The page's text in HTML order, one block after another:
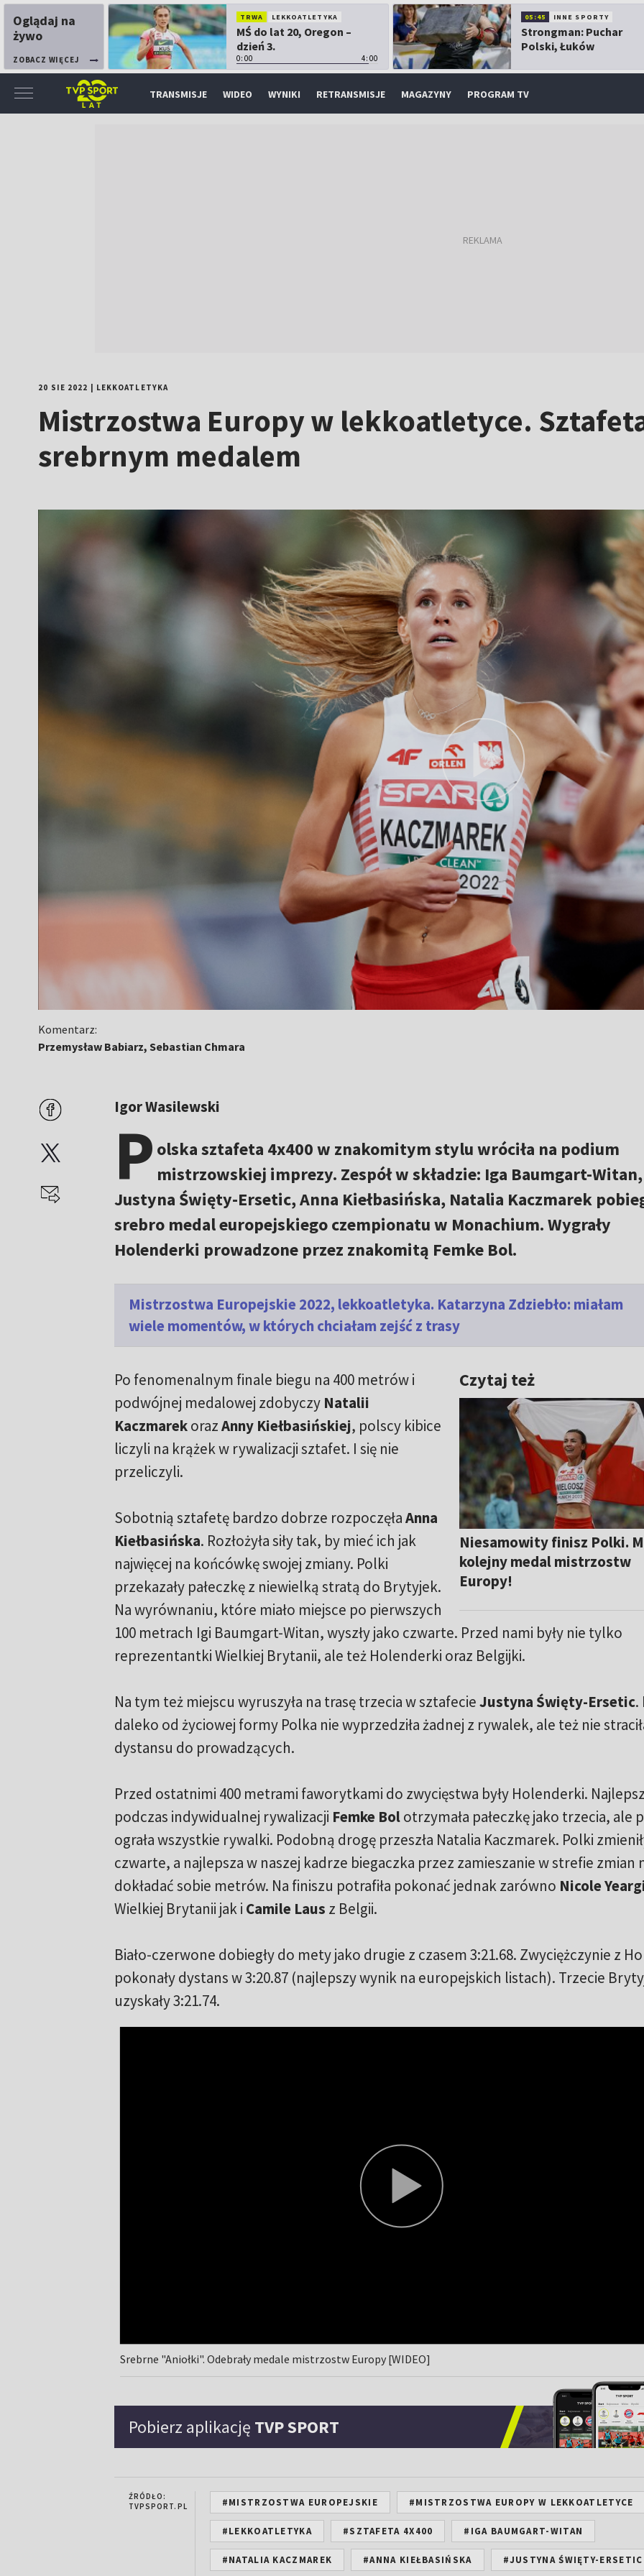
Oglądaj na
żywo
ZOBACZ WIĘCEJ
TRWA LEKKOATLETYKA
MŚ do lat 20, Oregon –
dzień 3.
0:00 4:00
05:45 INNE SPORTY
Strongman: Puchar
Polski, Łuków
TRANSMISJE WIDEO WYNIKI RETRANSMISJE MAGAZYNY PROGRAM TV
20 SIE 2022 LEKKOATLETYKA
Mistrzostwa Europy w lekkoatletyce.
srebrnym medalem
Komentarz:
Przemysław Babiarz, Sebastian Chmara
Igor Wasilewski
P olska sztafeta 4x400 w znakomitym stylu wróciła na podium
mistrzowskiej imprezy. Zespół w składzie: Iga Baumgart-Witan,
Justyna Święty-Ersetic, Anna Kiełbasińska, Natalia Kaczmarek
srebro medal europejskiego czempionatu w Monachium. Wygrały
Holenderki prowadzone przez znakomitą Femke Bol.
Mistrzostwa Europejskie 2022, lekkoatletyka. Katarzyna Zdziebło: miałam
wiele momentów, w których chciałam zejść z trasy
Czytaj też
Niesamowity finisz Polki.
kolejny medal mistrzostw
Europy!
Po fenomenalnym finale biegu na 400 metrów i
podwójnej medalowej zdobyczy Natalii
KaczmarekorazAnny Kiełbasińskiej, polscy kibice
liczyli na krążek w rywalizacji sztafet. I się nie
przeliczyli.
Sobotnią sztafetę bardzo dobrze rozpoczęłaAnna
Kiełbasińska. Rozłożyła siły tak, by mieć ich jak
najwięcej na końcówkę swojej zmiany. Polki
przekazały pałeczkę z niewielką stratą do Brytyjek.
Na wyrównaniu, które miało miejsce po pierwszych
100 metrach Igi Baumgart-Witan, wyszły jako czwarte. Przed nami były nie tylko
reprezentantki Wielkiej Brytanii, ale też Holenderki oraz Belgijki.
Na tym też miejscu wyruszyła na trasę trzecia w sztafecieJustyna Święty-Ersetic.
daleko od życiowej formy Polka nie wyprzedziła żadnej z rywalek, ale też nie
dystansu do prowadzących.
Przed ostatnimi 400 metrami faworytkami do zwycięstwa były Holenderki.
podczas indywidualnej rywalizacji Femke Bolotrzymała pałeczkę jako trzecia, ale
ograła wszystkie rywalki. Podobną drogę przeszła Natalia Kaczmarek. Polki
czwarte, a najlepsza w naszej kadrze biegaczka przez zamieszanie w strefie zmian
dokładać sobie metrów. Na finiszu potrafiła pokonać jednak zarówno Nicole
Wielkiej Brytanii jak i Camile Laus z Belgii.
Biało-czerwone dobiegły do mety jako drugie z czasem 3:21.68. Zwyciężczynie z
pokonały dystans w 3:20.87 (najlepszy wynik na europejskich listach). Trzecie
uzyskały 3:21.74.
Srebrne "Aniołki". Odebrały medale mistrzostw Europy [WIDEO]
Pobierz aplikację TVP SPORT
ŹRÓDŁO:
TVPSPORT.PL
#MISTRZOSTWA EUROPEJSKIE #MISTRZOSTWA EUROPY W LEKKOATLETYCE
#LEKKOATLETYKA #SZTAFETA 4X400 #IGA BAUMGART-WITAN
#NATALIA KACZMAREK #ANNA KIEŁBASIŃSKA #JUSTYNA ŚWIĘTY-ERSETIC